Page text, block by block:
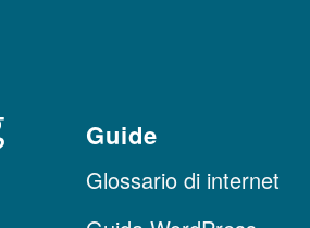
Guide
Glossario di internet